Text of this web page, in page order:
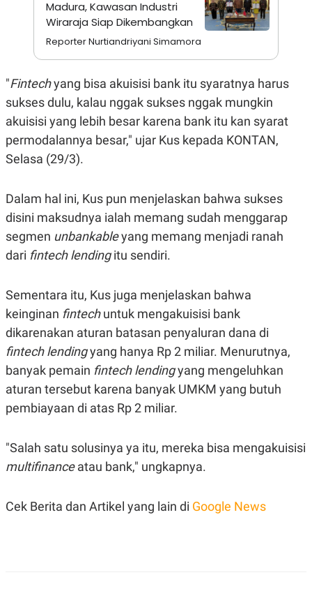
T
R
I
A
N
L
E
A
R
I
KANAL
P
S
A
T
D
T
A
I
A
E
S
O
A
T
I
U
Madura, Kawasan Industri
Wiraraja Siap Dikembangkan
Reporter Nurtiandriyani Simamora
"Fintechyang bisa akuisisi bank itu syaratnya harus
sukses dulu, kalau nggak sukses nggak mungkin
akuisisi yang lebih besar karena bank itu kan syarat
permodalannya besar," ujar Kus kepada KONTAN,
Selasa (29/3).
Dalam hal ini, Kus pun menjelaskan bahwa sukses
disini maksudnya ialah memang sudah menggarap
segmen unbankableyang memang menjadi ranah
dari fintech lendingitu sendiri.
Sementara itu, Kus juga menjelaskan bahwa
keinginan fintechuntuk mengakuisisi bank
dikarenakan aturan batasan penyaluran dana di
fintech lendingyang hanya Rp 2 miliar. Menurutnya,
banyak pemain fintech lendingyang mengeluhkan
aturan tersebut karena banyak UMKM yang butuh
pembiayaan di atas Rp 2 miliar.
"Salah satu solusinya ya itu, mereka bisa mengakuisisi
multifinanceatau bank," ungkapnya.
Cek Berita dan Artikel yang lain di Google News